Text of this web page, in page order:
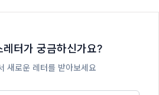
레터가 궁금하신가요?
새로운 레터를 받아보세요